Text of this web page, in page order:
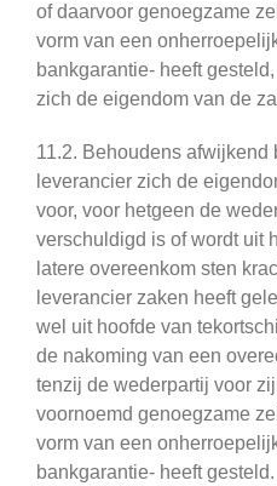
of daarvoor genoegzame
vorm van een
bankgarantie- heeft
zich de eigendom van de
11.2. Behoudens afwijkend
leverancier zich de
voor, voor hetgeen de
verschuldigd is of wordt uit
latere overeenkom sten
leverancier zaken heeft
wel uit hoofde van
de nakoming van een
tenzij de wederpartij voor
voornoemd genoegzame
vorm van een
bankgarantie- heeft gesteld.